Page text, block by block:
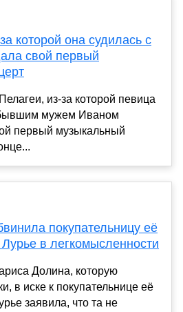
которой она судилась с
свой первый
из-за которой певица
мужем Иваном
первый музыкальный
покупательницу её
в легкомысленности
Долина, которую
в иске к покупательнице её
заявила, что та не